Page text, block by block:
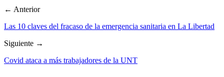
← Anterior
Las 10 claves del fracaso de la emergencia sanitaria en La Libertad
Siguiente →
Covid ataca a más trabajadores de la UNT